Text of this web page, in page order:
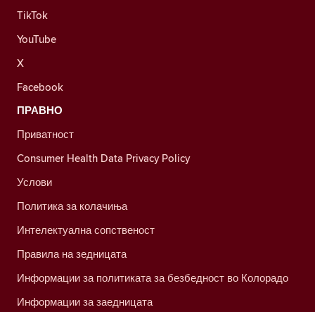
TikTok
YouTube
X
Facebook
ПРАВНО
Приватност
Consumer Health Data Privacy Policy
Услови
Политика за колачиња
Интелектуална сопственост
Правила на зедницата
Информации за политиката за безбедност во Колорадо
Информации за заедницата